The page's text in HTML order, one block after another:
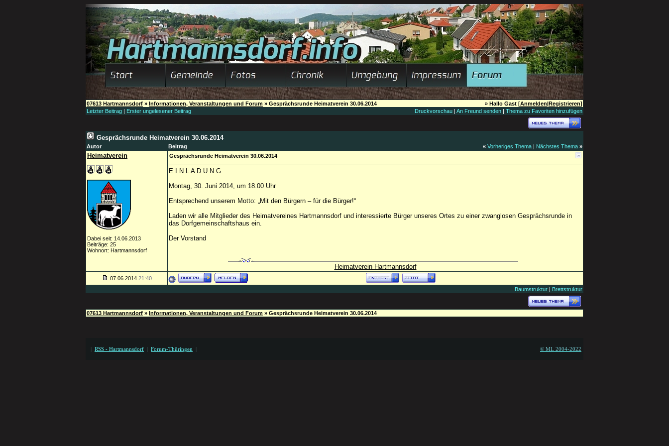
07613 Hartmannsdorf » Informationen, Veranstaltungen und Forum » Gesprächsrunde Heimatverein 30.06.2014 » Hallo Gast [Anmelden|Registrieren]
Letzter Beitrag | Erster ungelesener Beitrag Druckvorschau | An Freund senden | Thema zu Favoriten hinzufügen
Gesprächsrunde Heimatverein 30.06.2014
Autor Beitrag « Vorheriges Thema | Nächstes Thema »
Heimatverein
Dabei seit: 14.06.2013
Beiträge: 25
Wohnort: Hartmannsdorf
Gesprächsrunde Heimatverein 30.06.2014
E I N L A D U N G
Montag, 30. Juni 2014, um 18.00 Uhr
Entsprechend unserem Motto: „Mit den Bürgern – für die Bürger!“
Laden wir alle Mitglieder des Heimatvereines Hartmannsdorf und interessierte Bürger unseres Ortes zu einer zwanglosen Gesprächsrunde in
das Dorfgemeinschaftshaus ein.
Der Vorstand
Heimatverein Hartmannsdorf
07.06.2014 21:40
Baumstruktur | Brettstruktur
07613 Hartmannsdorf » Informationen, Veranstaltungen und Forum » Gesprächsrunde Heimatverein 30.06.2014
| RSS - Hartmannsdorf | Forum-Thüringen | © ML 2004-2022